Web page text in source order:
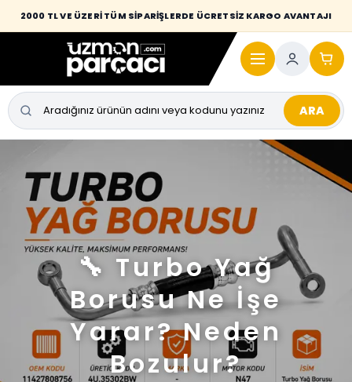
2000 TL VE ÜZERİ TÜM SİPARİŞLERDE ÜCRETSİZ KARGO AVANTAJI
ARA
🔧 Turbo Yağ
Borusu Ne İşe
Yarar? Neden
Bozulur?